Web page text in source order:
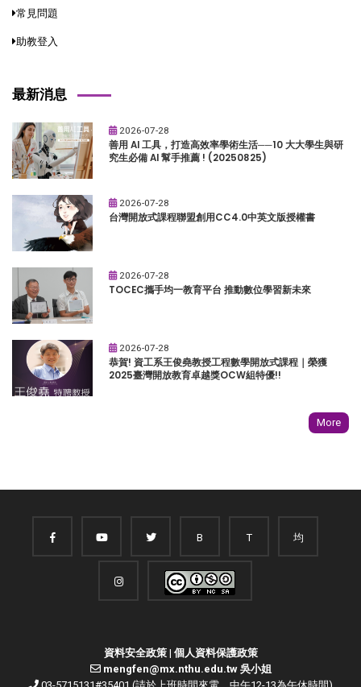
常見問題
助教登入
最新消息
2026-07-28
善用 AI 工具，打造高效率學術生活──10 大大學生與研
究生必備 AI 幫手推薦 ! (20250825)
2026-07-28
台灣開放式課程聯盟創用CC4.0中英文版授權書
2026-07-28
TOCEC攜手均一教育平台 推動數位學習新未來
2026-07-28
恭賀! 資工系王俊堯教授工程數學開放式課程｜榮獲
2025臺灣開放教育卓越獎OCW組特優!!
More
B T 均
資料安全政策| 個人資料保護政策
mengfen@mx.nthu.edu.tw 吳小姐
03-5715131#35401 (請於上班時間來電，中午12-13為午休時間)